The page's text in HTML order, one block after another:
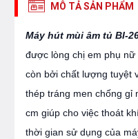
MÔ TẢ SẢN PHẨM
Máy hút mùi âm tủ BI-
được lòng chị em phụ
còn bởi chất lượng tuyệt
thép tráng men chống gỉ
cm giúp cho việc thoát
thời gian sử dụng của